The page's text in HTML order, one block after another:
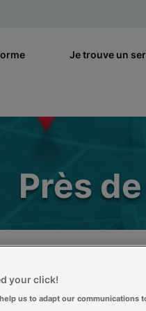
Je trouve un
Près
your click!
us to adapt our communications